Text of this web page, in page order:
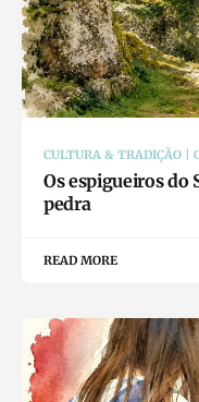
CULTURA & TRADIÇÃO |
Os espigueiros do
pedra
READ MORE